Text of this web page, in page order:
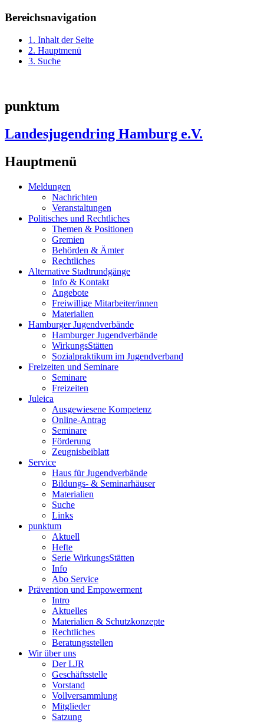
Bereichsnavigation
1. Inhalt der Seite
2. Hauptmenü
3. Suche
punktum
Landesjugendring Hamburg e.V.
Hauptmenü
Meldungen
Nachrichten
Veranstaltungen
Politisches und Rechtliches
Themen & Positionen
Gremien
Behörden & Ämter
Rechtliches
Alternative Stadtrundgänge
Info & Kontakt
Angebote
Freiwillige Mitarbeiter/innen
Materialien
Hamburger Jugendverbände
Hamburger Jugendverbände
WirkungsStätten
Sozialpraktikum im Jugendverband
Freizeiten und Seminare
Seminare
Freizeiten
Juleica
Ausgewiesene Kompetenz
Online-Antrag
Seminare
Förderung
Zeugnisbeiblatt
Service
Haus für Jugendverbände
Bildungs- & Seminarhäuser
Materialien
Suche
Links
punktum
Aktuell
Hefte
Serie WirkungsStätten
Info
Abo Service
Prävention und Empowerment
Intro
Aktuelles
Materialien & Schutzkonzepte
Rechtliches
Beratungsstellen
Wir über uns
Der LJR
Geschäftsstelle
Vorstand
Vollversammlung
Mitglieder
Satzung